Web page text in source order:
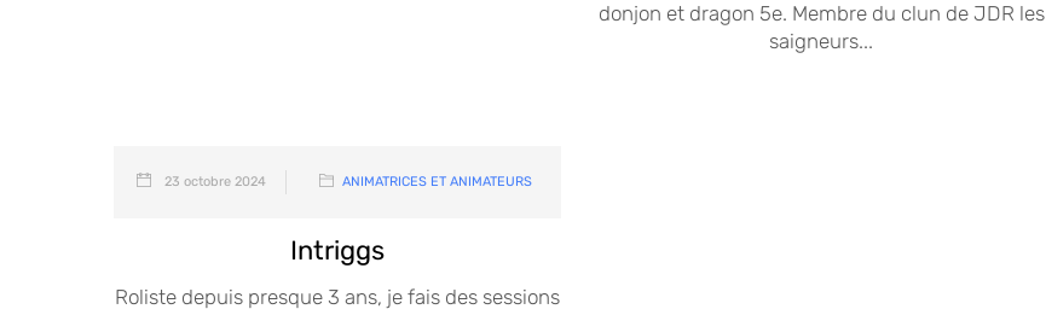
donjon et dragon 5e. Membre du clun de JDR les
saigneurs...
23 octobre 2024 ANIMATRICES ET ANIMATEURS
Intriggs
Roliste depuis presque 3 ans, je fais des sessions